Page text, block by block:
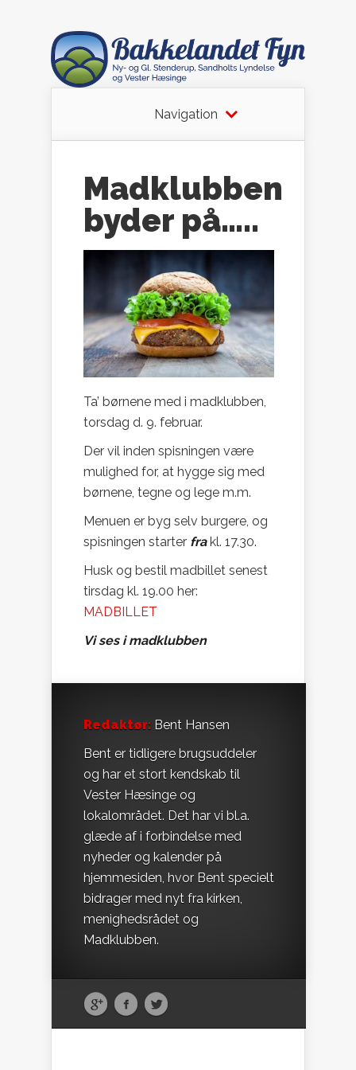
Navigation
Madklubben
byder på…..
Ta’ børnene med i madklubben,
torsdag d. 9. februar.
Der vil inden spisningen være
mulighed for, at hygge sig med
børnene, tegne og lege m.m.
Menuen er byg selv burgere, og
spisningen starter frakl. 17.30.
Husk og bestil madbillet senest
tirsdag kl. 19.00 her:
MADBILLET
Vi ses i madklubben
Redaktør: Bent Hansen
Bent er tidligere brugsuddeler
og har et stort kendskab til
Vester Hæsinge og
lokalområdet. Det har vi bl.a.
glæde af i forbindelse med
nyheder og kalender på
hjemmesiden, hvor Bent specielt
bidrager med nyt fra kirken,
menighedsrådet og
Madklubben.